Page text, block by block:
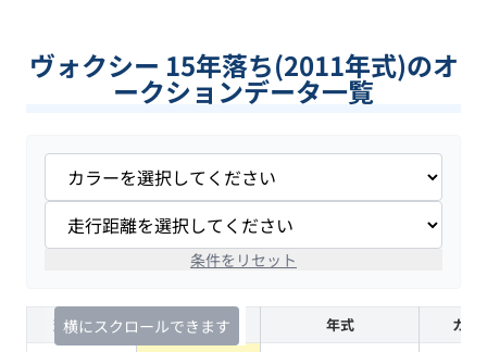
ヴォクシー 15年落ち(2011年式)のオ
ークションデータ一覧
条件をリセット
横にスクロールできます
査定時期 セルカ実績 年式
カラ